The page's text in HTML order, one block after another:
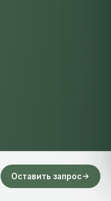
Оставить запрос